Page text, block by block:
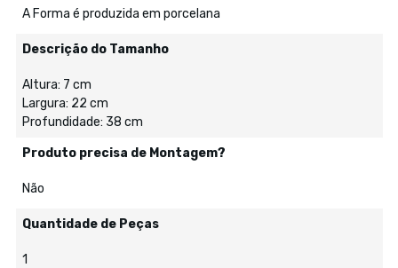
A Forma é produzida em porcelana
Descrição do Tamanho
Altura: 7 cm
Largura: 22 cm
Profundidade: 38 cm
Produto precisa de Montagem?
Não
Quantidade de Peças
1